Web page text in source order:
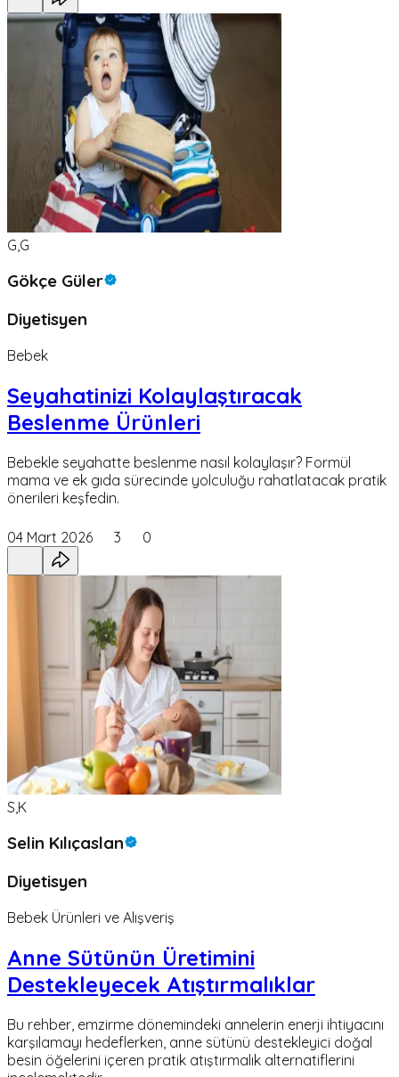
G,G
Gökçe Güler
Diyetisyen
Bebek
Seyahatinizi Kolaylaştıracak
Beslenme Ürünleri
Bebekle seyahatte beslenme nasıl kolaylaşır? Formül
mama ve ek gıda sürecinde yolculuğu rahatlatacak pratik
önerileri keşfedin.
04 Mart 2026 3 0
S,K
Selin Kılıçaslan
Diyetisyen
Bebek Ürünleri ve Alışveriş
Anne Sütünün Üretimini
Destekleyecek Atıştırmalıklar
Bu rehber, emzirme dönemindeki annelerin enerji ihtiyacını
karşılamayı hedeflerken, anne sütünü destekleyici doğal
besin öğelerini içeren pratik atıştırmalık alternatiflerini